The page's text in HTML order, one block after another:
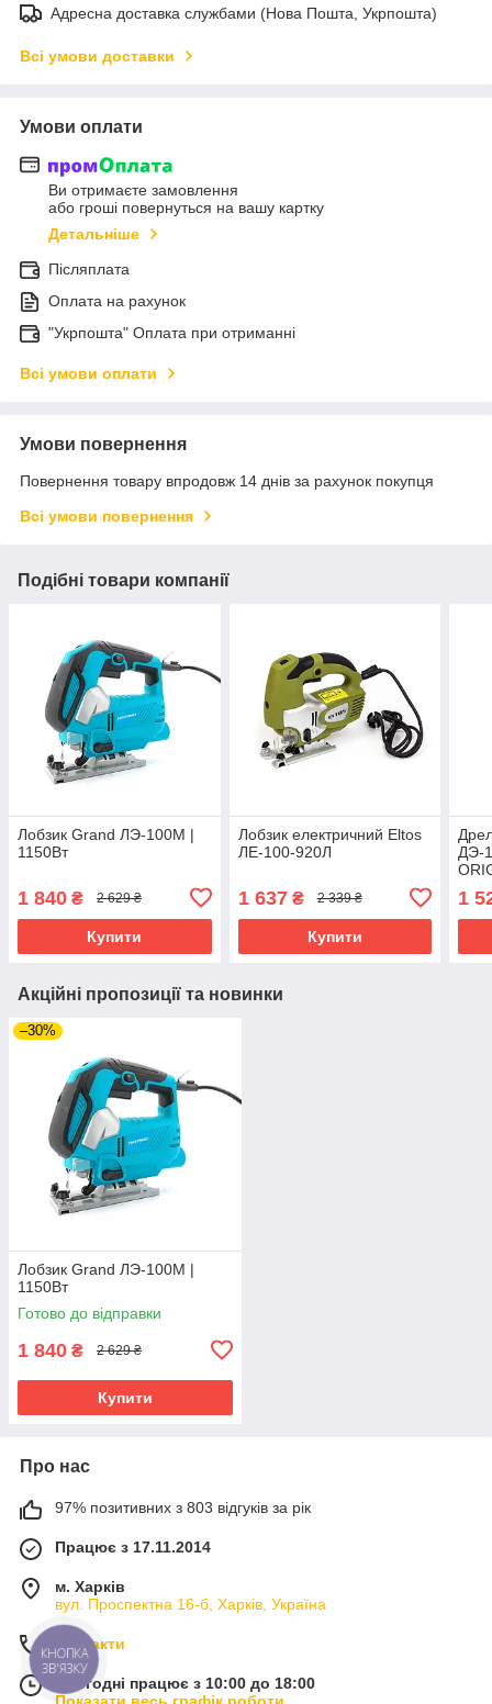
Адресна доставка службами (Нова Пошта, Укрпошта)
Всі умови доставки
Умови оплати
Ви отримаєте замовлення
або гроші повернуться на вашу картку
Детальніше
Післяплата
Оплата на рахунок
"Укрпошта" Оплата при отриманні
Всі умови оплати
Умови повернення
Повернення товару впродовж 14 днів за рахунок покупця
Всі умови повернення
Подібні товари компанії
Лобзик Grand ЛЭ-100М |
1150Вт
1 840 ₴ 2 629 ₴
Купити
Лобзик електричний Eltos
ЛЕ-100-920Л
1 637₴ 2 339 ₴
Купити
ДЭ-
1
Акційні пропозиції та новинки
–30%
Лобзик Grand ЛЭ-100М |
1150Вт
Готово до відправки
1 840 ₴ 2 629 ₴
Купити
Про нас
97% позитивних з 803 відгуків за рік
Працює з 17.11.2014
м. Харків
вул. Проспектна 16-б, Харків, Україна
Контакти
Сьогодні працює з 10:00 до 18:00
КНОПКА
ЗВ'ЯЗКУ